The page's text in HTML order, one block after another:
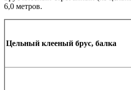
6,0 метров.
Цельный клееный брус, балка